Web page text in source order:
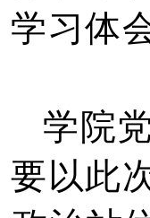
学习体
学院
要以此